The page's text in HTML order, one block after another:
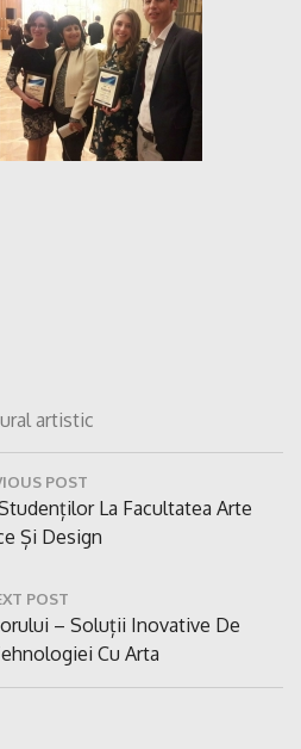
artistic
POST
La Facultatea Arte
Și Design
POST
– Soluții Inovative De
Cu Arta